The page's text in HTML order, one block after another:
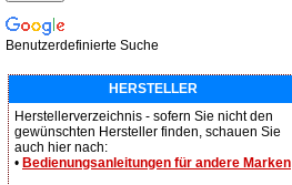
Benutzerdefinierte Suche
HERSTELLER
Herstellerverzeichnis - sofern Sie nicht den
gewünschten Hersteller finden, schauen Sie
auch hier nach:
• Bedienungsanleitungen für andere Marken